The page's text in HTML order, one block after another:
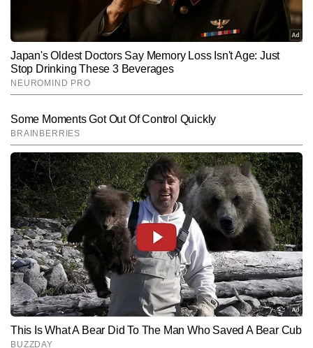
Hindi NewsEducation
End of Article
वर्षा कुशवाहा AUTHOR
वर्षा कुशवाहा टाइम्स नाउ नवभारत डिजिटल की एजुकेशन डेस्क पर बतौर कॉपी
एडिटर कार्यरत हैं और पिछले 5 वर्षों से मीडिया में सक्रिय हैं। जर्नलिज़्म में पोस्ट
ग्रेजुएशन डिप्लोमा पूरा करने के बाद उन्होंने न्यूज रूम में तेजी, सटीकता और गहराई
के साथ काम करते हुए अपनी मजबूत संपादकीय पहचान बनाई है। वर्षा की
विशेषज्ञता हाइपर-लोकल खबरों, इवेंट कवरेज और स्टेट पॉलिटिक्स से जुड़ी रिपोर्टिंग
में भी है।  अब तक वर्षा कुशवाहा 8,000 से अधिक खबरें लिख चुकी हैं, जिनमें कई
अहम लोकल रिपोर्ट्स, एजुकेशन और करियर की खबरें तथा फीचर-आधारित
स्टोरीज शामिल हैं।
और पढ़ें
Follow Us:
Subscribe to our daily Newsletter!
SUBMIT